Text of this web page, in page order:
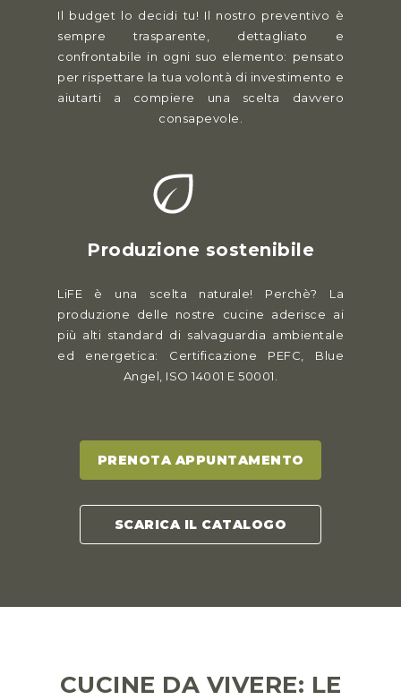
Il budget lo decidi tu! Il nostro preventivo è
sempre trasparente, dettagliato e
confrontabile in ogni suo elemento: pensato
per rispettare la tua volontà di investimento e
aiutarti a compiere una scelta davvero
consapevole.
Produzione sostenibile
LiFE è una scelta naturale! Perchè? La
produzione delle nostre cucine aderisce ai
più alti standard di salvaguardia ambientale
ed energetica: Certificazione PEFC, Blue
Angel, ISO 14001 E 50001.
PRENOTA APPUNTAMENTO
SCARICA IL CATALOGO
CUCINE DA VIVERE: LE